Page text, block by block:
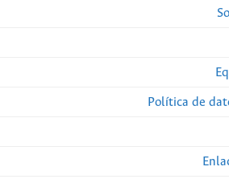
Política de